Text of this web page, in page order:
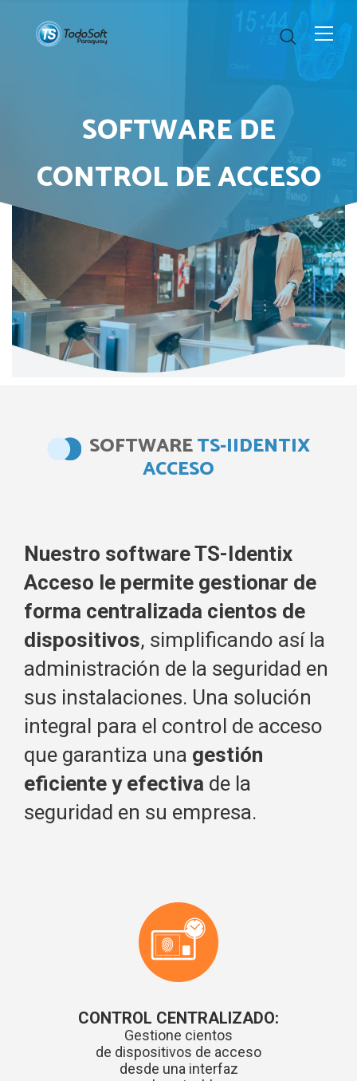
SOFTWARE DE
CONTROL DE ACCESO
SOFTWARETS-IIDENTIX
ACCESO
Nuestro software TS-Identix
Acceso le permite gestionar de
forma centralizada cientos de
dispositivos, simplificando así la
administración de la seguridad en
sus instalaciones. Una solución
integral para el control de acceso
que garantiza una gestión
eficiente y efectiva de la
seguridad en su empresa.
CONTROL CENTRALIZADO:
Gestione cientos
de dispositivos de acceso
desde una interfaz